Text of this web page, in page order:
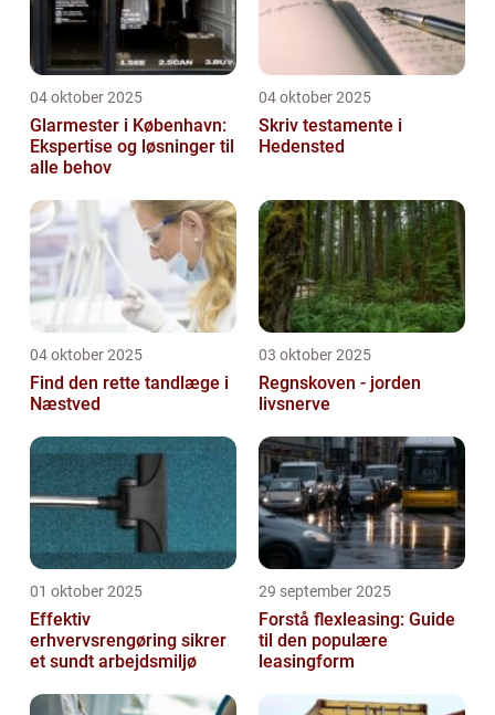
04 oktober 2025
Glarmester i København:
Ekspertise og løsninger til
alle behov
04 oktober 2025
Skriv testamente i
Hedensted
04 oktober 2025
Find den rette tandlæge i
Næstved
03 oktober 2025
Regnskoven - jorden
livsnerve
01 oktober 2025
Effektiv
erhvervsrengøring sikrer
et sundt arbejdsmiljø
29 september 2025
Forstå flexleasing: Guide
til den populære
leasingform